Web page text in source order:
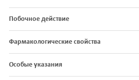
Побочное действие
Фармакологические свойства
Особые указания